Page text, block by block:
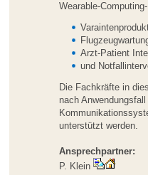
Wearable-
Arzt-Patient
und
Die Fachkräfte in
nach
unterstützt werden.
Ansprechpartner:
P. Klein